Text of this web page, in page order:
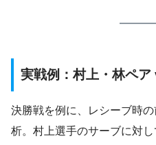
実戦例：村上・林ペ
決勝戦を例に、レシーブ時
析。村上選手のサーブに対